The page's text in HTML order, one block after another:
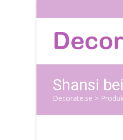
Shansi
Decorate.se >